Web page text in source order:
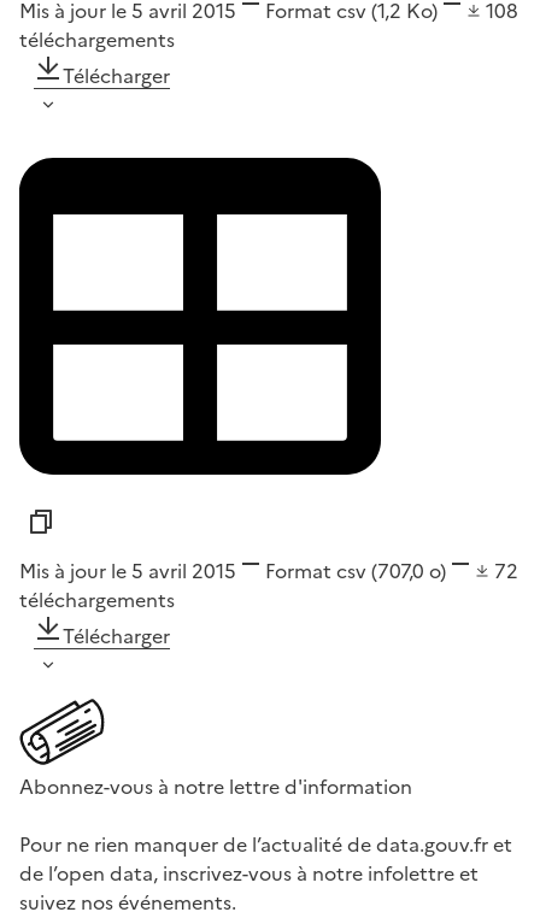
Mis à jour le 5 avril 2015 Format csv(1,2 Ko)
108
téléchargements
Télécharger
Mis à jour le 5 avril 2015 Format csv(707,0 o)
72
téléchargements
Télécharger
Abonnez-vous à notre lettre d'information
Pour ne rien manquer de l’actualité de data.gouv.fr et
de l’open data, inscrivez-vous à notre infolettre et
suivez nos événements.